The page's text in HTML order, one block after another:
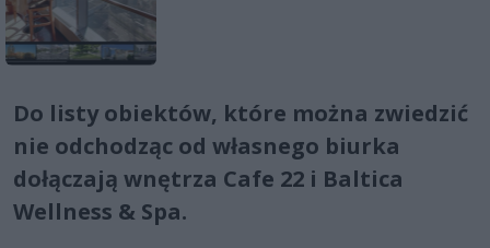
Do listy obiektów, które można zwiedzić
nie odchodząc od własnego biurka
dołączają wnętrza Cafe 22 i Baltica
Wellness & Spa.